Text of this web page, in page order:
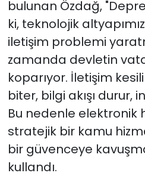
bulunan Özdağ,
ki, teknolojik
iletişim problemi
zamanda devletin
koparıyor. İletişim
biter, bilgi akışı durur,
Bu nedenle elektronik
stratejik bir kamu
bir güvenceye
kullandı.